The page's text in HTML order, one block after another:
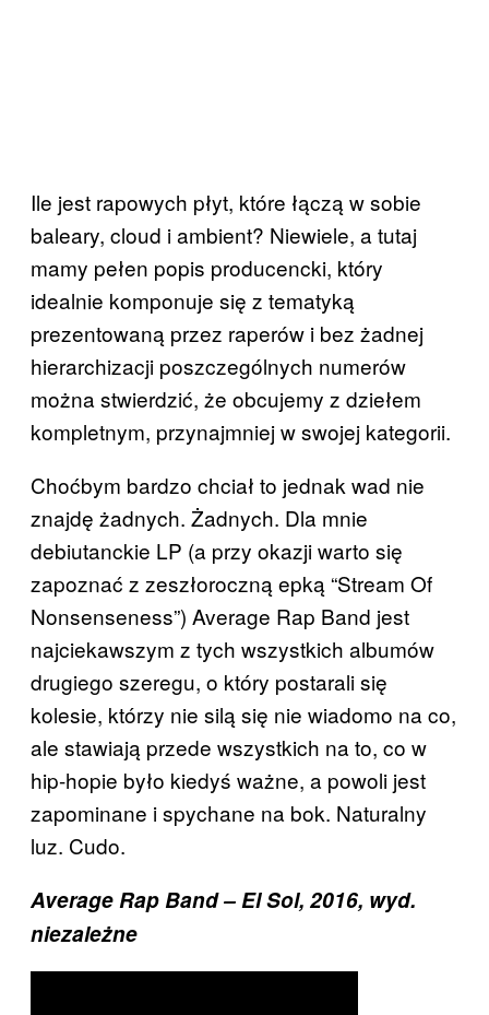
Ile jest rapowych płyt, które łączą w sobie
baleary, cloud i ambient? Niewiele, a tutaj
mamy pełen popis producencki, który
idealnie komponuje się z tematyką
prezentowaną przez raperów i bez żadnej
hierarchizacji poszczególnych numerów
można stwierdzić, że obcujemy z dziełem
kompletnym, przynajmniej w swojej kategorii.
Choćbym bardzo chciał to jednak wad nie
znajdę żadnych. Żadnych. Dla mnie
debiutanckie LP (a przy okazji warto się
zapoznać z zeszłoroczną epką “Stream Of
Nonsenseness”) Average Rap Band jest
najciekawszym z tych wszystkich albumów
drugiego szeregu, o który postarali się
kolesie, którzy nie silą się nie wiadomo na co,
ale stawiają przede wszystkich na to, co w
hip-hopie było kiedyś ważne, a powoli jest
zapominane i spychane na bok. Naturalny
luz. Cudo.
Average Rap Band – El Sol, 2016, wyd.
niezależne